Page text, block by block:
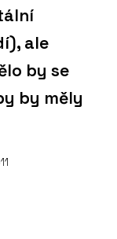
ale
by se
by měly